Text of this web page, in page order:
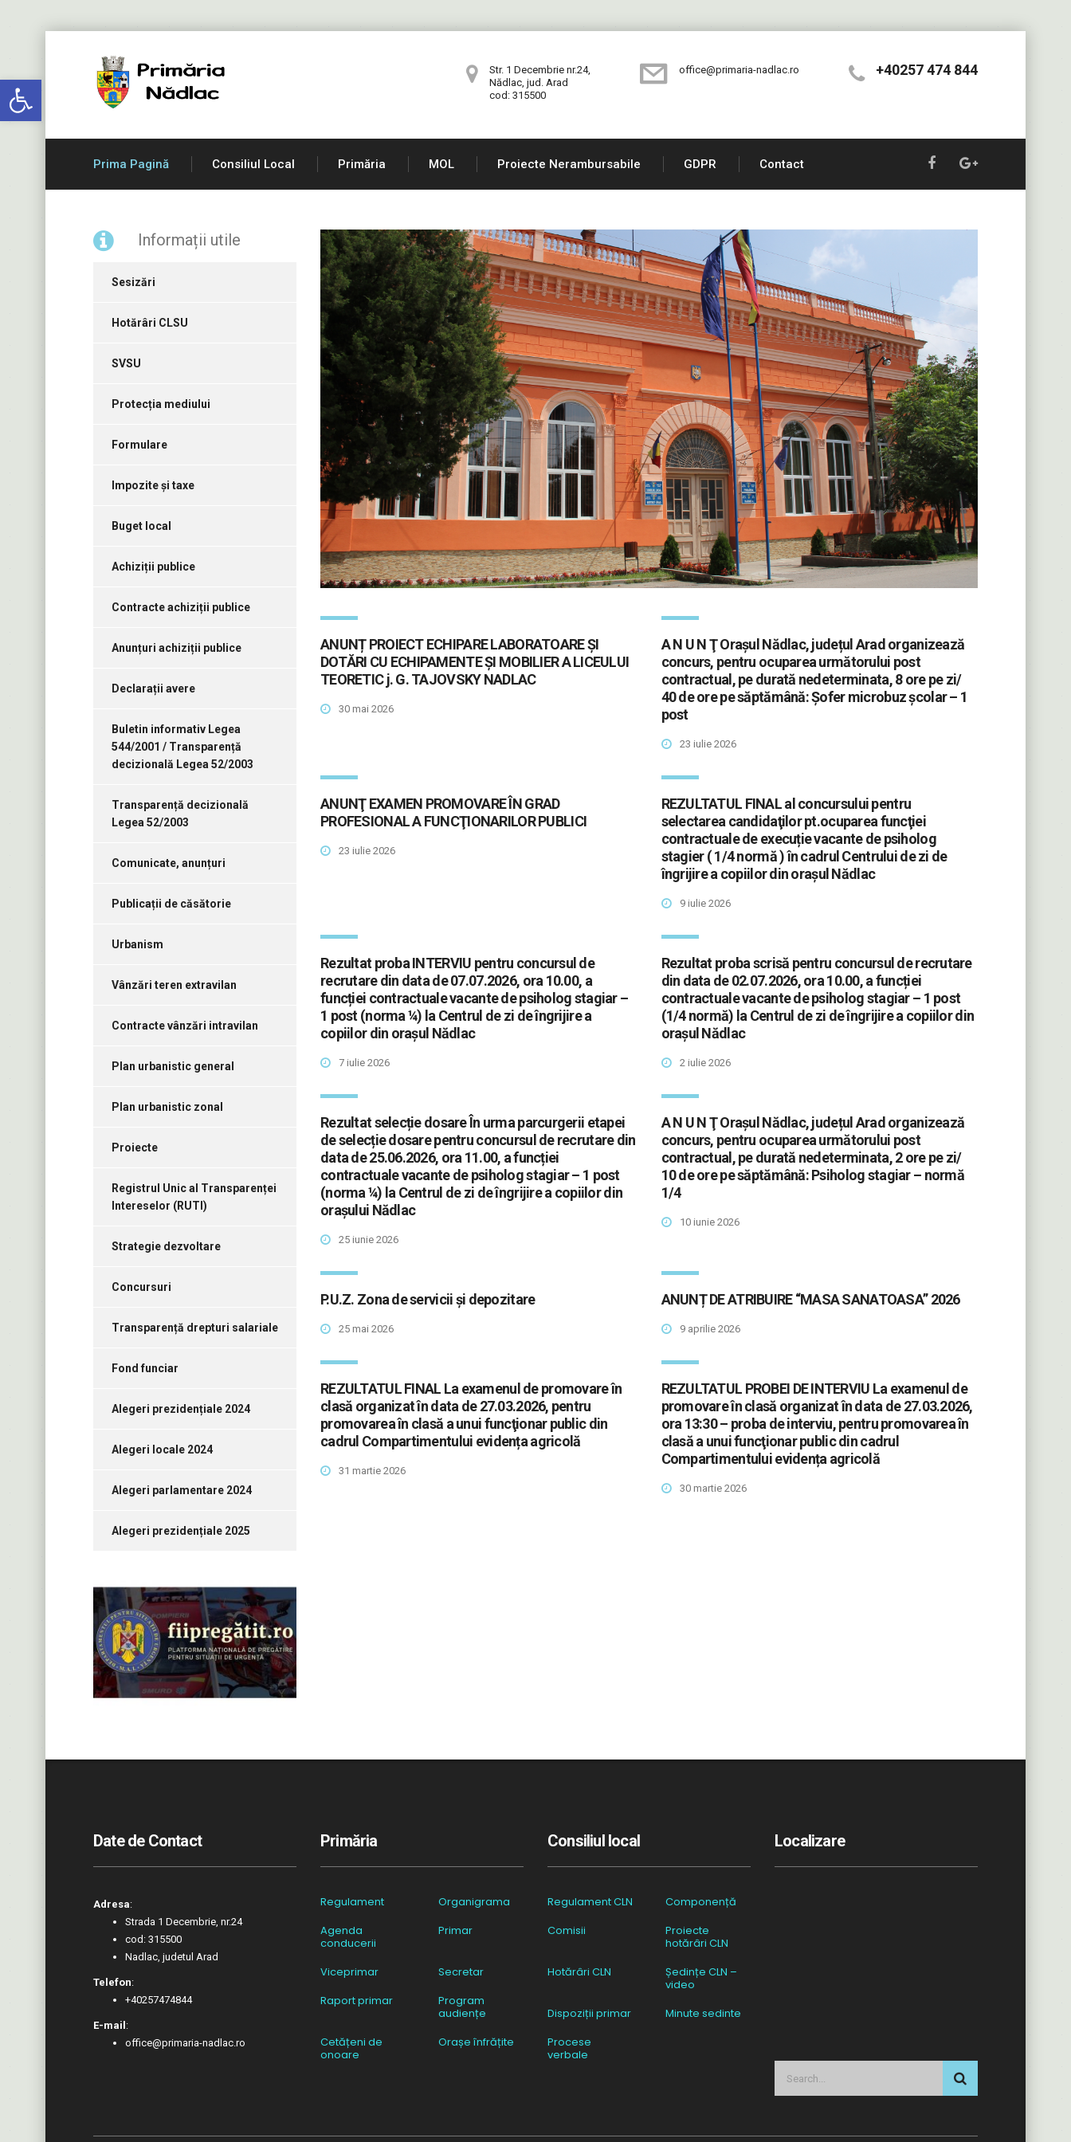
Deschide bara de unelte
+40257 474 844
office@primaria-nadlac.ro
Str. 1 Decembrie nr.24,
Nădlac, jud. Arad
cod: 315500
Prima Pagină Consiliul Local Primăria MOL Proiecte Nerambursabile GDPR Contact
Informații utile
Sesizări
Hotărâri CLSU
SVSU
Protecția mediului
Formulare
Impozite și taxe
Buget local
Achiziții publice
Contracte achiziții publice
Anunțuri achiziții publice
Declarații avere
Buletin informativ Legea
544/2001 / Transparență
decizională Legea 52/2003
Transparență decizională
Legea 52/2003
Comunicate, anunțuri
Publicații de căsătorie
Urbanism
Vânzări teren extravilan
Contracte vânzări intravilan
Plan urbanistic general
Plan urbanistic zonal
Proiecte
Registrul Unic al Transparenței
Intereselor (RUTI)
Strategie dezvoltare
Concursuri
Transparență drepturi salariale
Fond funciar
Alegeri prezidențiale 2024
Alegeri locale 2024
Alegeri parlamentare 2024
Alegeri prezidențiale 2025
ANUNȚ PROIECT ECHIPARE LABORATOARE ȘI
DOTĂRI CU ECHIPAMENTE ȘI MOBILIER A LICEULUI
TEORETIC j. G. TAJOVSKY NADLAC
30 mai 2026
A N U N Ţ Orașul Nădlac, județul Arad organizează
concurs, pentru ocuparea următorului post
contractual, pe durată nedeterminata, 8 ore pe zi/
40 de ore pe săptămână: Șofer microbuz școlar – 1
post
23 iulie 2026
ANUNŢ EXAMEN PROMOVARE ÎN GRAD
PROFESIONAL A FUNCŢIONARILOR PUBLICI
23 iulie 2026
REZULTATUL FINAL al concursului pentru
selectarea candidaţilor pt.ocuparea funcţiei
contractuale de execuție vacante de psiholog
stagier ( 1/4 normă ) în cadrul Centrului de zi de
îngrijire a copiilor din orașul Nădlac
9 iulie 2026
Rezultat proba INTERVIU pentru concursul de
recrutare din data de 07.07.2026, ora 10.00, a
funcției contractuale vacante de psiholog stagiar –
1 post (norma ¼) la Centrul de zi de îngrijire a
copiilor din orașul Nădlac
7 iulie 2026
Rezultat proba scrisă pentru concursul de recrutare
din data de 02.07.2026, ora 10.00, a funcției
contractuale vacante de psiholog stagiar – 1 post
(1/4 normă) la Centrul de zi de îngrijire a copiilor din
orașul Nădlac
2 iulie 2026
Rezultat selecție dosare În urma parcurgerii etapei
de selecție dosare pentru concursul de recrutare din
data de 25.06.2026, ora 11.00, a funcției
contractuale vacante de psiholog stagiar – 1 post
(norma ¼) la Centrul de zi de îngrijire a copiilor din
orașului Nădlac
25 iunie 2026
A N U N Ţ Orașul Nădlac, județul Arad organizează
concurs, pentru ocuparea următorului post
contractual, pe durată nedeterminata, 2 ore pe zi/
10 de ore pe săptămână: Psiholog stagiar – normă
1/4
10 iunie 2026
P.U.Z. Zona de servicii și depozitare
25 mai 2026
ANUNȚ DE ATRIBUIRE “MASA SANATOASA” 2026
9 aprilie 2026
REZULTATUL FINAL La examenul de promovare în
clasă organizat în data de 27.03.2026, pentru
promovarea în clasă a unui funcţionar public din
cadrul Compartimentului evidența agricolă
31 martie 2026
REZULTATUL PROBEI DE INTERVIU La examenul de
promovare în clasă organizat în data de 27.03.2026,
ora 13:30 – proba de interviu, pentru promovarea în
clasă a unui funcţionar public din cadrul
Compartimentului evidența agricolă
30 martie 2026
Date de Contact
Adresa:
Strada 1 Decembrie, nr.24
cod: 315500
Nadlac, judetul Arad
Telefon:
+40257474844
E-mail :
office@primaria-nadlac.ro
Primăria
Regulament
Organigrama
Agenda
conducerii
Primar
Viceprimar
Secretar
Raport primar
Program
audiențe
Cetățeni de
onoare
Orașe înfrățite
Consiliul local
Regulament CLN
Componență
Comisii
Proiecte
hotărâri CLN
Hotărâri CLN
Ședințe CLN –
video
Dispoziții primar
Minute sedinte
Procese
verbale
Localizare